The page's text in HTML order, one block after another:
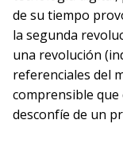
de su tiempo
la segunda
una revolución
referenciales del
comprensible
desconfíe de un